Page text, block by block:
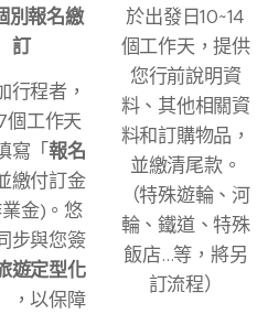
別報名繳
訂
行程者，
個工作天
寫「報名
繳付訂金
金)。悠
步與您簽
遊定型化
，以保障
於出發日10~14
個工作天，提供
您行前說明資
料、其他相關資
料和訂購物品，
並繳清尾款。
（特殊遊輪、河
輪、鐵道、特殊
飯店…等，將另
訂流程）